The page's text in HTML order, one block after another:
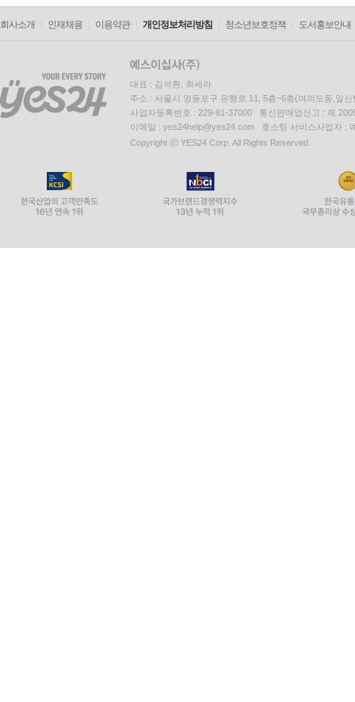
회사소개 인재채용 이용약관 개인정보처리방침 청소년보호정책 도서홍보안내
대표 : 김석환, 최세라
주소 : 서울시 영등포구 은행로 11, 5층~6층(여의도동,일신
사업자등록번호 : 229-81-37000 통신판매업신고 : 제
이메일 : yes24help@yes24.com 호스팅 서비스사업자 :
Copyright ⓒ YES24 Corp. All Rights Reserved.